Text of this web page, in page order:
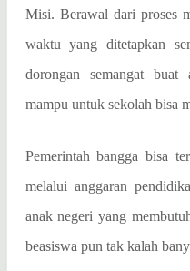
Misi. Berawal dari proses
waktu yang ditetapkan
dorongan semangat
mampu untuk sekolah bisa
Pemerintah bangga bisa
melalui anggaran
anak negeri yang
beasiswa pun tak kalah